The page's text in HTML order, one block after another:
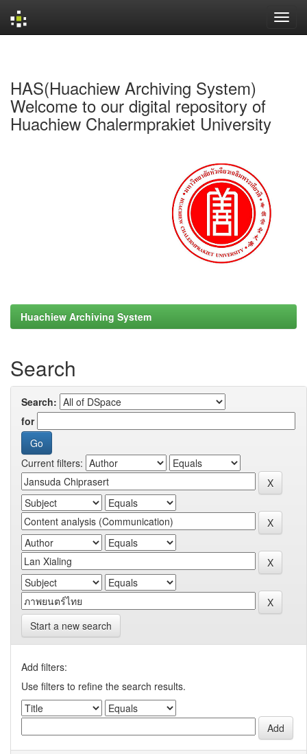
HAS(Huachiew Archiving System)
Welcome to our digital repository of
Huachiew Chalermprakiet University
Huachiew Archiving System
Search
Search:
for
Current filters:
Start a new search
Add filters:
Use filters to refine the search results.